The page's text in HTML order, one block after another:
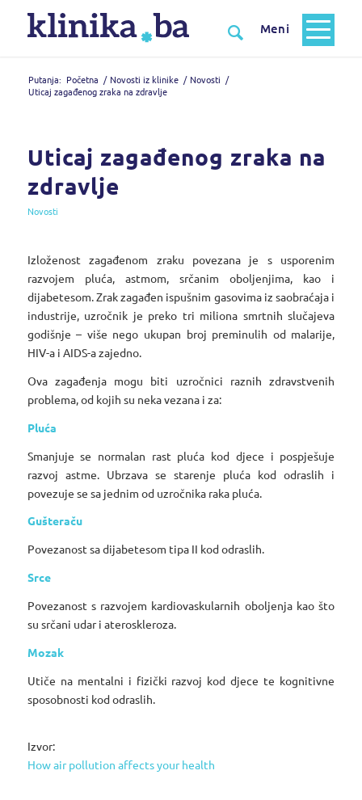
Putanja: Početna / Novosti iz klinike / Novosti /
Uticaj zagađenog zraka na zdravlje
Uticaj zagađenog zraka na
zdravlje
Novosti
Izloženost zagađenom zraku povezana je s usporenim
razvojem pluća, astmom, srčanim oboljenjima, kao i
dijabetesom. Zrak zagađen ispušnim gasovima iz saobraćaja i
industrije, uzročnik je preko tri miliona smrtnih slučajeva
godišnje – više nego ukupan broj preminulih od malarije,
HIV-a i AIDS-a zajedno.
Ova zagađenja mogu biti uzročnici raznih zdravstvenih
problema, od kojih su neka vezana i za:
Pluća
Smanjuje se normalan rast pluća kod djece i pospješuje
razvoj astme. Ubrzava se starenje pluća kod odraslih i
povezuje se sa jednim od uzročnika raka pluća.
Gušteraču
Povezanost sa dijabetesom tipa II kod odraslih.
Srce
Povezanost s razvojem kardiovaskularnih oboljenja kao što
su srčani udar i ateroskleroza.
Mozak
Utiče na mentalni i fizički razvoj kod djece te kognitivne
sposobnosti kod odraslih.
Izvor:
How air pollution affects your health